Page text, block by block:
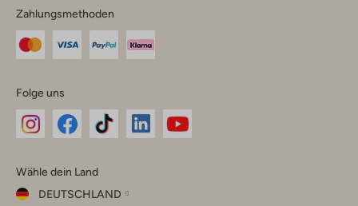
Zahlungsmethoden
Folge uns
Instagram
Facebook
TikTok
Wähle dein Land
DEUTSCHLAND